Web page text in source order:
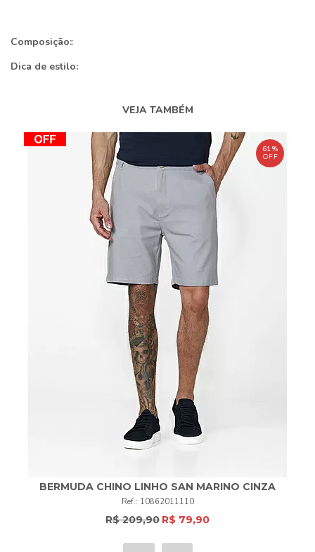
Composição::
Dica de estilo:
VEJA TAMBÉM
61%
OFF
BERMUDA CHINO LINHO SAN MARINO CINZA
10862011110
R$ 209,90 R$ 79,90